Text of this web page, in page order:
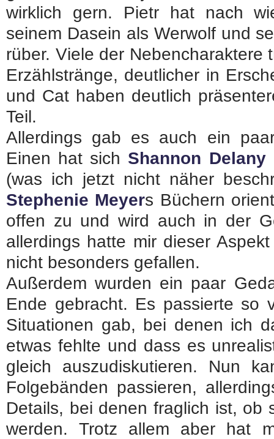
wirklich gern. Pietr hat nach
seinem Dasein als Werwolf und
rüber. Viele der Nebencharaktere
Erzählstränge, deutlicher in
und Cat haben deutlich
Teil.
Allerdings gab es auch ein
Einen hat sich Shannon Delany
(was ich jetzt nicht näher
Stephenie Meyers Büchern
offen zu und wird auch in der
allerdings hatte mir dieser
nicht besonders gefallen.
Außerdem wurden ein paar
Ende gebracht. Es passierte so
Situationen gab, bei denen ich
etwas fehlte und dass es
gleich auszudiskutieren. Nun
Folgebänden passieren,
Details, bei denen fraglich ist, ob
werden. Trotz allem aber hat